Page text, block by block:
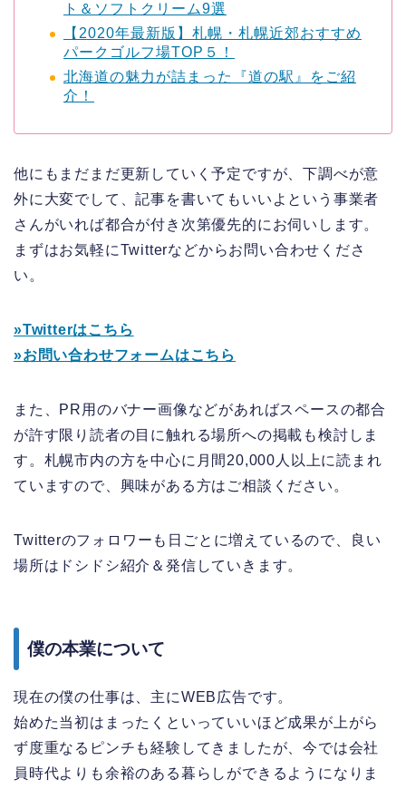
ト＆ソフトクリーム9選
【2020年最新版】札幌・札幌近郊おすすめ
パークゴルフ場TOP５！
北海道の魅力が詰まった『道の駅』をご紹
介！
他にもまだまだ更新していく予定ですが、下調べが意
外に大変でして、記事を書いてもいいよという事業者
さんがいれば都合が付き次第優先的にお伺いします。
まずはお気軽にTwitterなどからお問い合わせくださ
い。
»Twitterはこちら
»お問い合わせフォームはこちら
また、PR用のバナー画像などがあればスペースの都合
が許す限り読者の目に触れる場所への掲載も検討しま
す。札幌市内の方を中心に月間20,000人以上に読まれ
ていますので、興味がある方はご相談ください。
Twitterのフォロワーも日ごとに増えているので、良い
場所はドシドシ紹介＆発信していきます。
僕の本業について
現在の僕の仕事は、主にWEB広告です。
始めた当初はまったくといっていいほど成果が上がら
ず度重なるピンチも経験してきましたが、今では会社
員時代よりも余裕のある暮らしができるようになりま